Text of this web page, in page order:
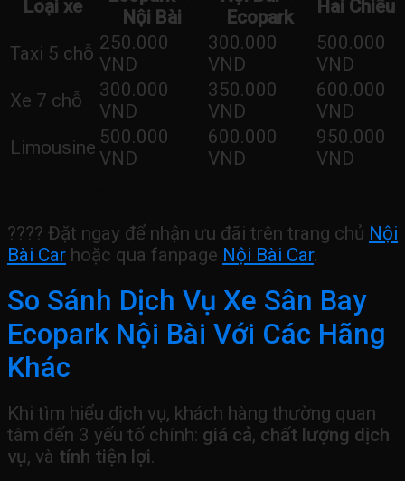
Loại xe
Nội Bài
Ecopark
Hai Chiều
Taxi 5 chỗ 250.000
VND
300.000
VND
500.000
VND
Xe 7 chỗ
300.000
VND
350.000
VND
600.000
VND
Limousine 500.000
VND
600.000
VND
950.000
VND
???? Đặt ngay để nhận ưu đãi trên trang chủ Nội
Bài Car hoặc qua fanpage Nội Bài Car.
So Sánh Dịch Vụ Xe Sân Bay
Ecopark Nội Bài Với Các Hãng
Khác
Khi tìm hiểu dịch vụ, khách hàng thường quan
tâm đến 3 yếu tố chính: giá cả, chất lượng dịch
vụ, và tính tiện lợi.